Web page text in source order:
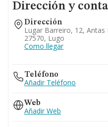
Dirección y
Dirección
Lugar Barreiro, 12, Antas
27570, Lugo
Como llegar
Teléfono
Añadir Teléfono
Web
Añadir Web